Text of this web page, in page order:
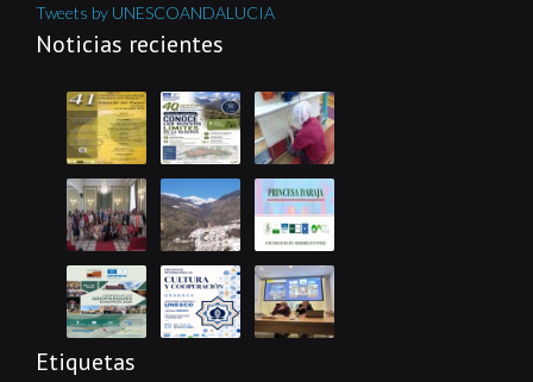
Tweets by UNESCOANDALUCIA
Noticias recientes
Etiquetas